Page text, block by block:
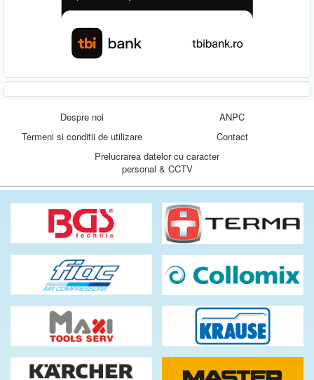
Despre noi
ANPC
Termeni si conditii de utilizare
Contact
Prelucrarea datelor cu caracter
personal & CCTV